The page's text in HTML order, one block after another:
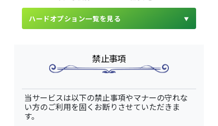
ハードオプション一覧を見る
禁止事項
当サービスは以下の禁止事項やマナーの守れな
い方のご利用を固くお断りさせていただきま
す。